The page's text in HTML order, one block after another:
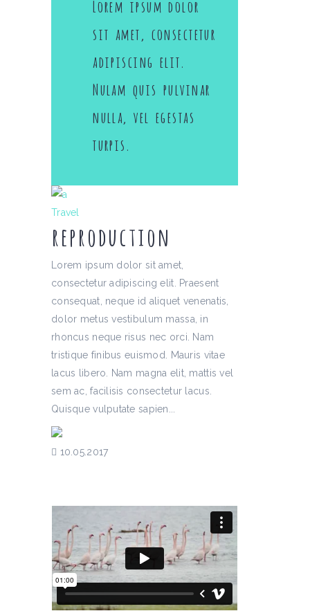
Lorem ipsum dolor
sit amet, consectetur
adipiscing elit.
Nulam quis pulvinar
nulla, vel egestas
turpis.
Travel
reproduction
Lorem ipsum dolor sit amet,
consectetur adipiscing elit. Praesent
consequat, neque id aliquet venenatis,
dolor metus vestibulum massa, in
rhoncus neque risus nec orci. Nam
tristique finibus euismod. Mauris vitae
lacus libero. Nam magna elit, mattis vel
sem ac, facilisis consectetur lacus.
Quisque vulputate sapien...
10.05.2017